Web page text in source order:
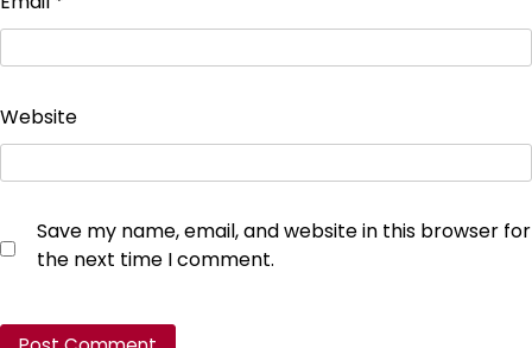
Website
Save my name, email, and website in this browser for
the next time I comment.